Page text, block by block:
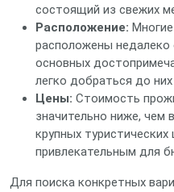
состоящий из свежих
Расположение:
расположены недалеко
основных
легко добраться до
Цены: Стоимость
значительно ниже, чем
крупных
привлекательным для
Для поиска конкретных